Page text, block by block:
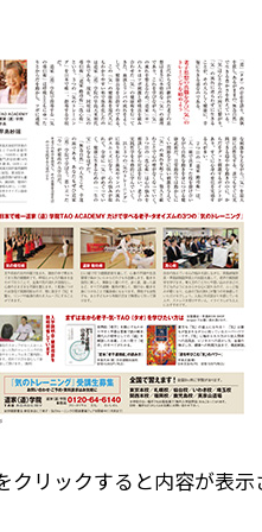
クリックすると内容が表